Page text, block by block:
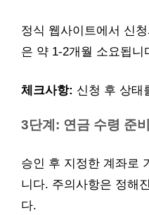
정식 웹사이트에서 신
은 약 1-2개월 소요됩니
체크사항: 신청 후 상태
3단계: 연금 수령 준비
승인 후 지정한 계좌로
니다. 주의사항은 정해
다.